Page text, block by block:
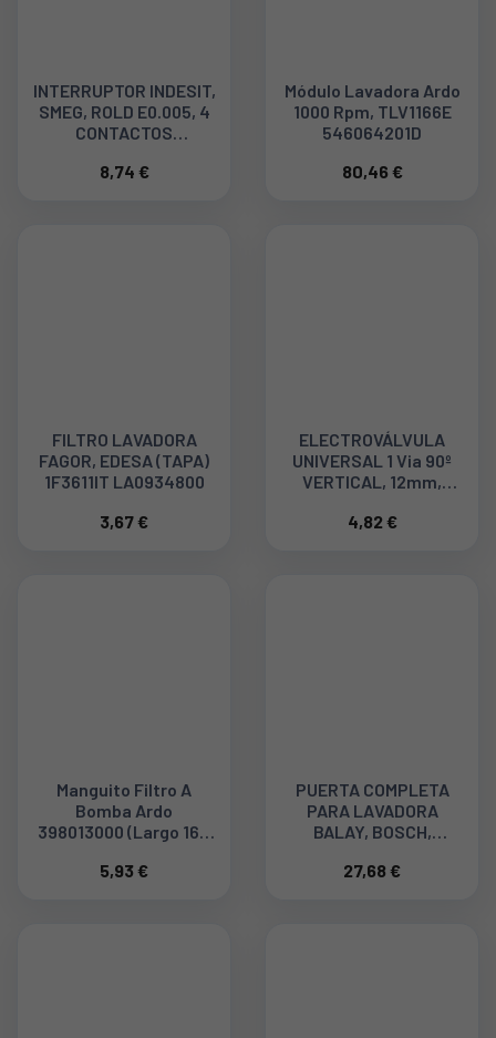
INTERRUPTOR INDESIT,
SMEG, ROLD E0.005, 4
CONTACTOS
8,74 €
Módulo Lavadora Ardo
1000 Rpm, TLV1166E
546064201D
80,46 €
FILTRO LAVADORA
FAGOR, EDESA (TAPA)
1F3611IT LA0934800
3,67 €
ELECTROVÁLVULA
UNIVERSAL 1 Via 90º
VERTICAL, 12mm,
HORIZONTAL 62AB1001
4,82 €
Manguito Filtro A
Bomba Ardo
398013000 (largo 16C
5,93 €
PUERTA COMPLETA
PARA LAVADORA
BALAY, BOSCH,
T8215 00285563
27,68 €